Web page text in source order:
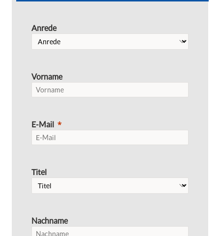
Anrede
Vorname
E-Mail
Titel
Nachname